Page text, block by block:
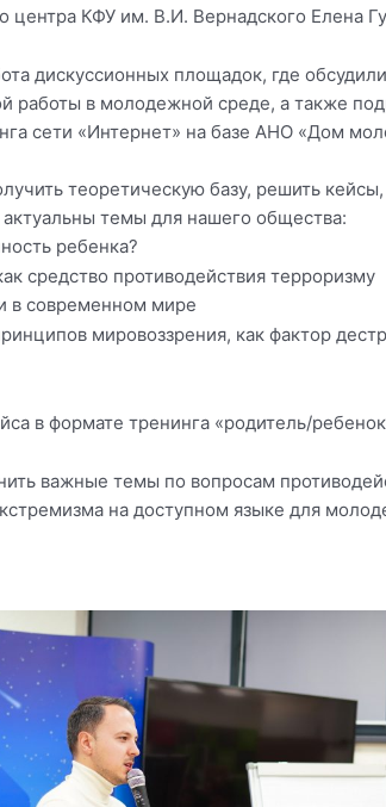
центра КФУ им. В.И. Вернадского Елена
дискуссионных площадок, где обсудили
работы в молодежной среде, а также
сети «Интернет» на базе АНО «Дом
теоретическую базу, решить
темы для нашего общества:
ребенка?
средство противодействия терроризму
в современном мире
мировоззрения, как фактор
в формате тренинга «родитель/
важные темы по вопросам
на доступном языке для